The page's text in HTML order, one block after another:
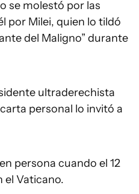
se molestó por las
por Milei, quien lo tildó
del Maligno” durante
ultraderechista
personal lo invitó a
persona cuando el 12
el Vaticano.